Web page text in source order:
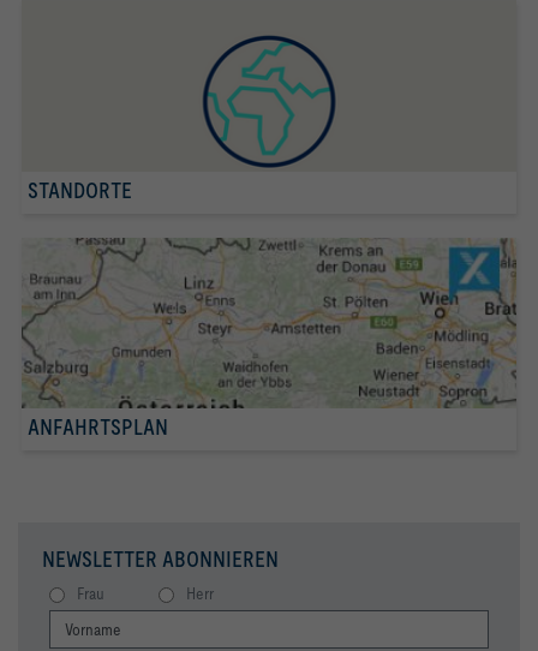
STANDORTE
ANFAHRTSPLAN
NEWSLETTER ABONNIEREN
Frau Herr